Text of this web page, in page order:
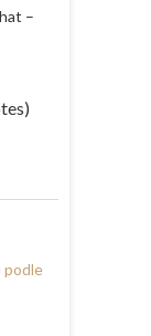
–
podle